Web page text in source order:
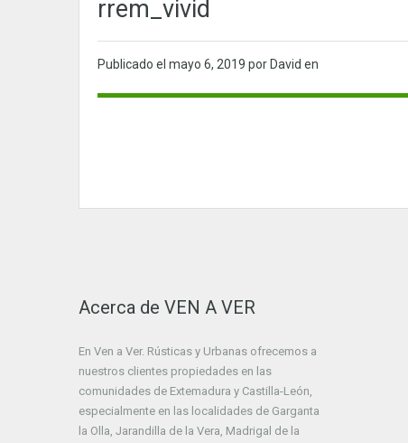
rrem_vivid
Publicado el mayo 6, 2019 por David en
Acerca de VEN A VER
En Ven a Ver. Rústicas y Urbanas ofrecemos a
nuestros clientes propiedades en las
comunidades de Extemadura y Castilla-León,
especialmente en las localidades de Garganta
la Olla, Jarandilla de la Vera, Madrigal de la